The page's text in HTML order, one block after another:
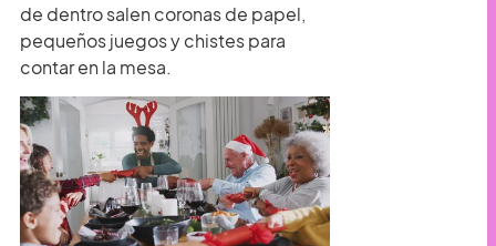
de dentro salen coronas de papel,
pequeños juegos y chistes para
contar en la mesa.